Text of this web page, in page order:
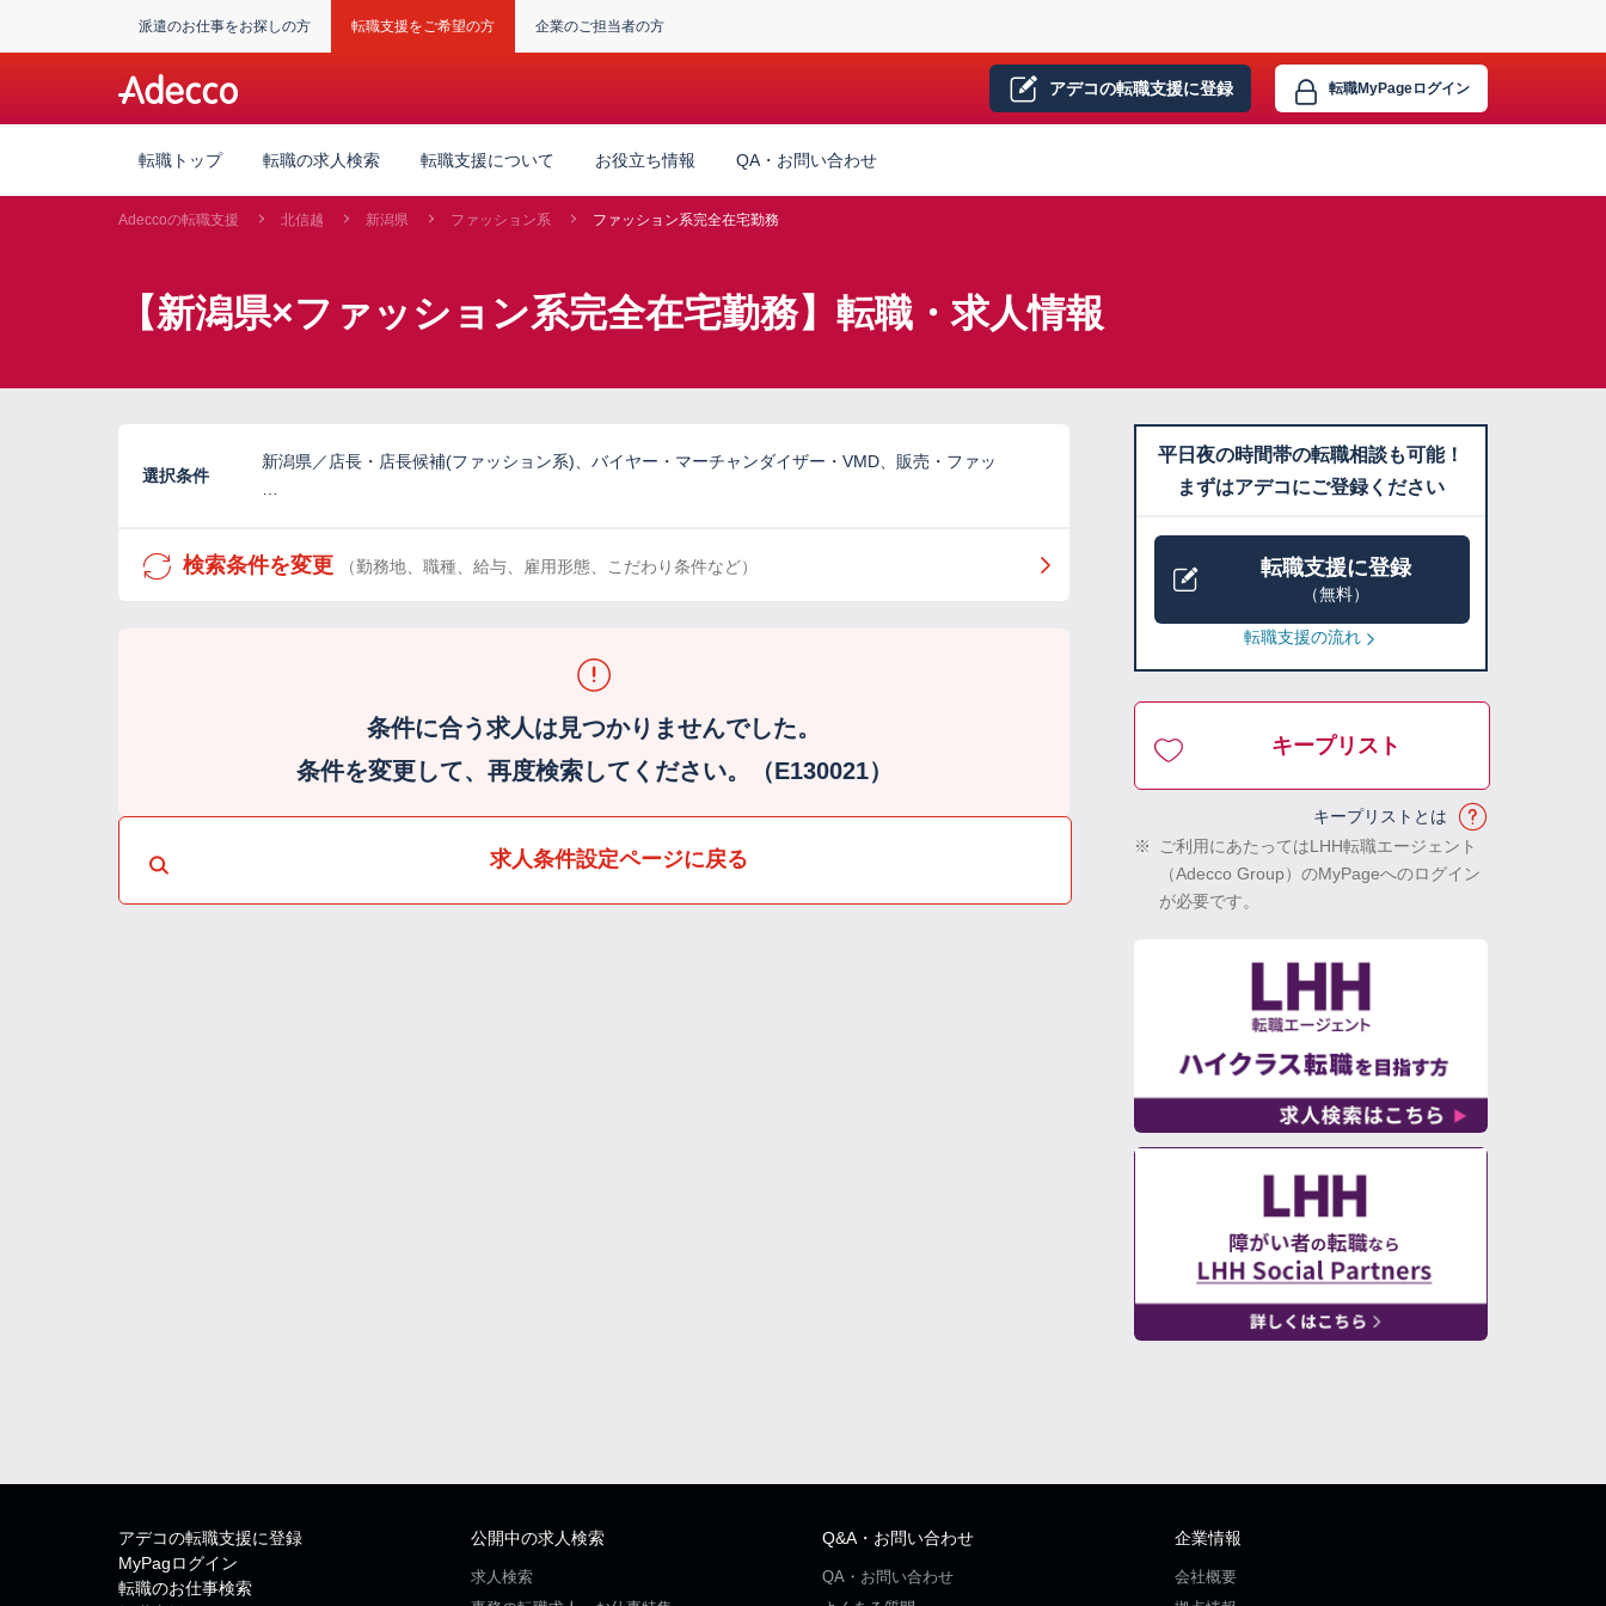
派遣のお仕事をお探しの方 転職支援をご希望の方 企業のご担当者の方
アデコの転職支援に登録 転職MyPageログイン
転職トップ 転職の求人検索 転職支援について お役立ち情報 QA・お問い合わせ
Adeccoの転職支援 北信越 新潟県 ファッション系 ファッション系完全在宅勤務
【新潟県×ファッション系完全在宅勤務】転職・求人情報
選択条件
新潟県／店長・店長候補(ファッション系)、バイヤー・マーチャンダイザー・VMD、販売・ファッ
検索条件を変更 （勤務地、職種、給与、雇用形態、こだわり条件など）
条件に合う求人は見つかりませんでした。
条件を変更して、再度検索してください。（E130021）
求人条件設定ページに戻る
平日夜の時間帯の転職相談も可能！
まずはアデコにご登録ください
転職支援に登録
（無料）
転職支援の流れ
キープリスト
キープリストとは
※
ご利用にあたってはLHH転職エージェント
（Adecco Group）のMyPageへのログイン
が必要です。
アデコの転職支援に登録
MyPagログイン
転職のお仕事検索
公開中の求人検索
求人検索
Q&A・お問い合わせ
QA・お問い合わせ
企業情報
会社概要